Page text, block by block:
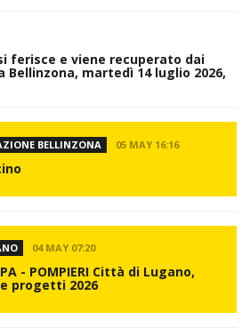
ferisce e viene recuperato dai
martedì 14 luglio 2026,
BELLINZONA 05 MAY 16:16
04 MAY 07:20
- POMPIERI Città di Lugano,
progetti 2026